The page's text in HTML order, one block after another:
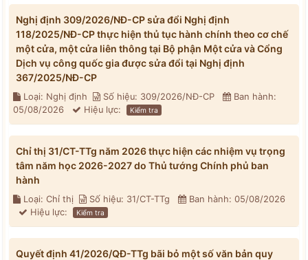
Nghị định 309/2026/NĐ-CP sửa đổi Nghị định
118/2025/NĐ-CP thực hiện thủ tục hành chính theo cơ chế
một cửa, một cửa liên thông tại Bộ phận Một cửa và Cổng
Dịch vụ công quốc gia được sửa đổi tại Nghị định
367/2025/NĐ-CP
Loại: Nghị định Số hiệu: 309/2026/NĐ-CP
Ban hành:
05/08/2026
Hiệu lực: Kiểm tra
Chỉ thị 31/CT-TTg năm 2026 thực hiện các nhiệm vụ trọng
tâm năm học 2026-2027 do Thủ tướng Chính phủ ban
hành
Loại: Chỉ thị Số hiệu: 31/CT-TTg
Ban hành: 05/08/2026
Hiệu lực:
Kiểm tra
Quyết định 41/2026/QĐ-TTg bãi bỏ một số văn bản quy